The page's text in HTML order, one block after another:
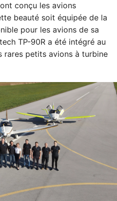
conçu les avions
beauté soit équipée de la
pour les avions de sa
TP-90R a été intégré au
rares petits avions à turbine